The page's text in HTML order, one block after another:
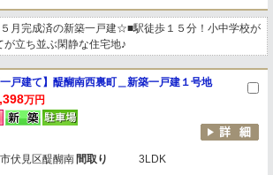
月完成済の新築一戸建☆■駅徒歩１５分！小中学校が
立ち並ぶ閑静な住宅地♪
一戸建て】醍醐南西裏町＿新築一戸建１号地
万円
伏見区醍醐南 間取り 3LDK